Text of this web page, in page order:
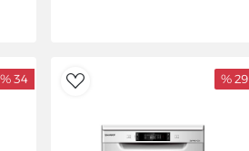
29 %
34 %